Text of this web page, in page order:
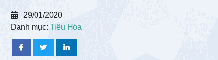
29/01/2020
Danh mục:Tiêu Hóa